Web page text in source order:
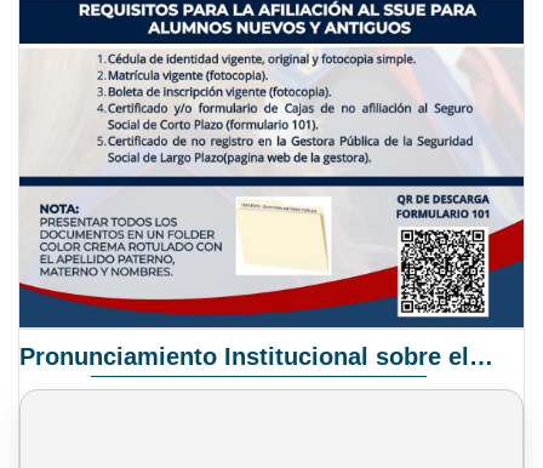
Pronunciamiento Institucional sobre el Proyecto de Ley N° 068/2025-2026 C.S.